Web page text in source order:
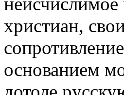
хpистиан,
основанием